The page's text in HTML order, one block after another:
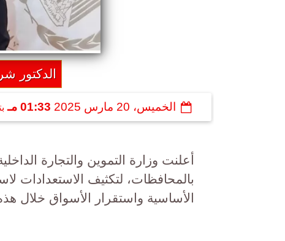
الدكتور
الخميس، 20 مارس 2025 01:33 مـ
أعلنت وزارة التموين والتجارة
بالمحافظات، لتكثيف الاستعدادات
الأساسية واستقرار الأسواق خلال